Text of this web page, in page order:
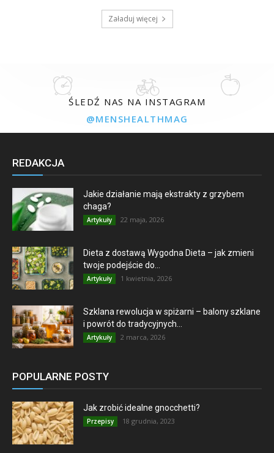
Załaduj więcej
ŚLEDŹ NAS NA INSTAGRAM
@MENSHEALTHMAG
REDAKCJA
Jakie działanie mają ekstrakty z grzybem
chaga?
Artykuły 22 maja, 2026
Dieta z dostawą Wygodna Dieta – jak zmieni
twoje podejście do...
Artykuły 1 kwietnia, 2026
Szklana rewolucja w spiżarni – balony szklane
i powrót do tradycyjnych...
Artykuły 2 marca, 2026
POPULARNE POSTY
Jak zrobić idealne gnocchetti?
Przepisy 18 grudnia, 2023